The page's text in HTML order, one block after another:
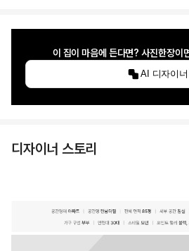
이 집이 마음에 든다면? 사진한장이
AI 디자이너
디자이너 스토리